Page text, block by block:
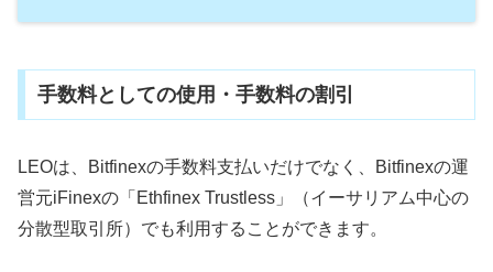
手数料としての使用・手数料の割引
LEOは、Bitfinexの手数料支払いだけでなく、Bitfinexの運
営元iFinexの「Ethfinex Trustless」（イーサリアム中心の
分散型取引所）でも利用することができます。